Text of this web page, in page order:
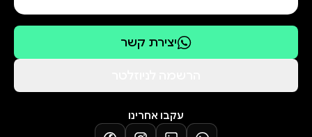
יצירת קשר
עקבו אחרינו